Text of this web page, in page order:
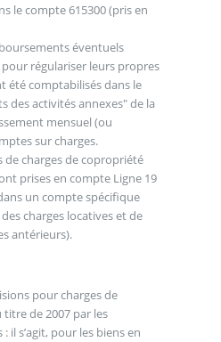
le compte 615300 (pris en
éventuels
régulariser leurs propres
été comptabilisés dans le
des activités annexes" de la
mensuel (ou
sur charges.
de charges de copropriété
prises en compte Ligne 19
un compte spécifique
charges locatives et de
antérieurs).
pour charges de
de 2007 par les
il s’agit, pour les biens en